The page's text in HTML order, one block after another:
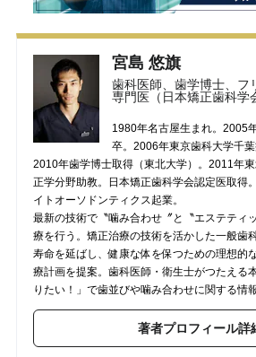
宮島 悠旗
歯科医師、歯学博士、フ
専門医（日本矯正歯科学
1980年名古屋生まれ。2005
卒。2006年東京歯科大学千葉
2010年歯学博士取得（東北大学）。2011年
正学分野助教。日本矯正歯科学会認定医取得
イトオーソドンティクス起業。
最新の技術で〝噛み合わせ〞と〝エステティ
療を行う。矯正治療の技術を活かした一般歯
寿命を延ばし、健康な体を保つための理想的
療計画を提案。歯科医師・衛生士がつたえる
りたい！」で歯並びや噛み合わせに関する情
著者プロフィール詳